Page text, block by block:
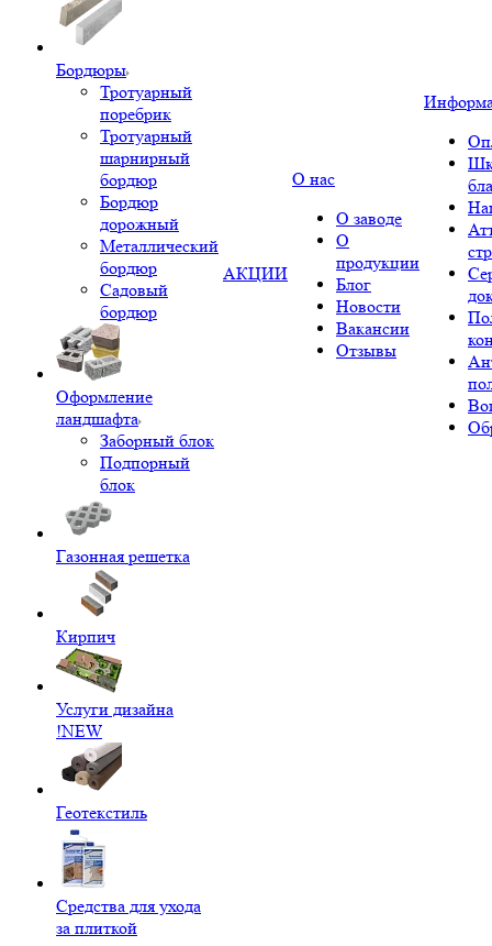
Бордюры
Тротуарный
поребрик
Тротуарный
шарнирный
бордюр
Бордюр
дорожный
Металлический
бордюр
Садовый
бордюр
Оформление
ландшафта
Заборный блок
Подпорный
блок
Газонная решетка
Кирпич
Услуги дизайна
!NEW
Геотекстиль
Средства для ухода
за плиткой
АКЦИИ
О нас
О заводе
О
продукции
Блог
Новости
Вакансии
Отзывы